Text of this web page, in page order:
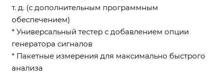
т. д. (с дополнительным программным
обеспечением)
* Универсальный тестер с добавлением опции
генератора сигналов
* Пакетные измерения для максимально быстрого
анализа